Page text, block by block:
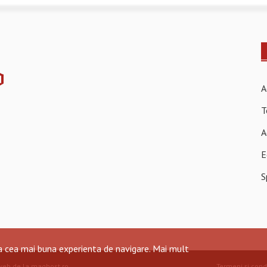
mai buna experienta de navigare.Mai mult